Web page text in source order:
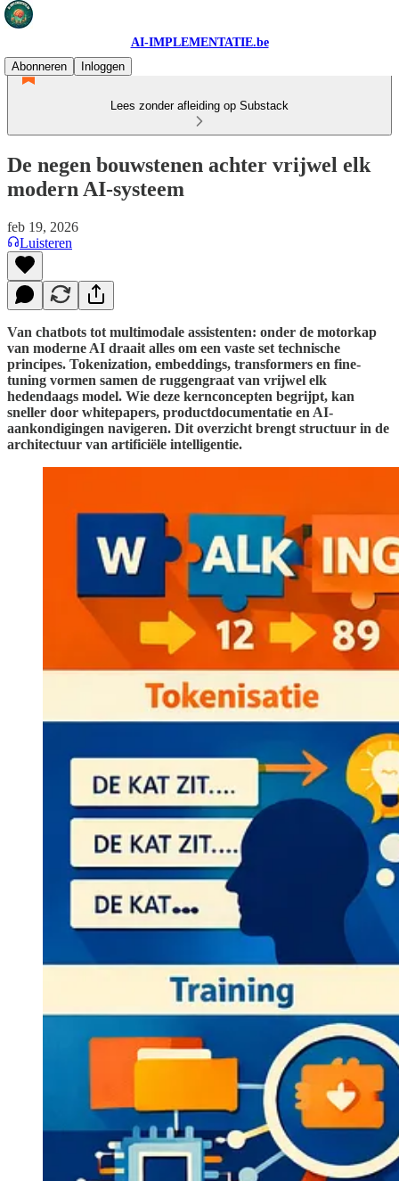
AI-IMPLEMENTATIE.be
Abonneren
Inloggen
Lees zonder afleiding op Substack
De negen bouwstenen achter vrijwel elk
modern AI-systeem
feb 19, 2026
Luisteren
Van chatbots tot multimodale assistenten: onder de motorkap
van moderne AI draait alles om een vaste set technische
principes. Tokenization, embeddings, transformers en fine-
tuning vormen samen de ruggengraat van vrijwel elk
hedendaags model. Wie deze kernconcepten begrijpt, kan
sneller door whitepapers, productdocumentatie en AI-
aankondigingen navigeren. Dit overzicht brengt structuur in de
architectuur van artificiële intelligentie.